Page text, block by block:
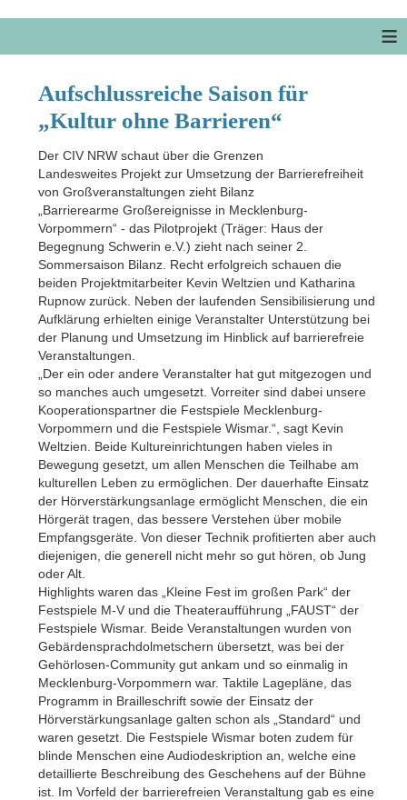
≡
Aufschlussreiche Saison für
„Kultur ohne Barrieren“
Der CIV NRW schaut über die Grenzen
Landesweites Projekt zur Umsetzung der Barrierefreiheit
von Großveranstaltungen zieht Bilanz
„Barrierearme Großereignisse in Mecklenburg-
Vorpommern“ - das Pilotprojekt (Träger: Haus der
Begegnung Schwerin e.V.) zieht nach seiner 2.
Sommersaison Bilanz. Recht erfolgreich schauen die
beiden Projektmitarbeiter Kevin Weltzien und Katharina
Rupnow zurück. Neben der laufenden Sensibilisierung und
Aufklärung erhielten einige Veranstalter Unterstützung bei
der Planung und Umsetzung im Hinblick auf barrierefreie
Veranstaltungen.
„Der ein oder andere Veranstalter hat gut mitgezogen und
so manches auch umgesetzt. Vorreiter sind dabei unsere
Kooperationspartner die Festspiele Mecklenburg-
Vorpommern und die Festspiele Wismar.“, sagt Kevin
Weltzien. Beide Kultureinrichtungen haben vieles in
Bewegung gesetzt, um allen Menschen die Teilhabe am
kulturellen Leben zu ermöglichen. Der dauerhafte Einsatz
der Hörverstärkungsanlage ermöglicht Menschen, die ein
Hörgerät tragen, das bessere Verstehen über mobile
Empfangsgeräte. Von dieser Technik profitierten aber auch
diejenigen, die generell nicht mehr so gut hören, ob Jung
oder Alt.
Highlights waren das „Kleine Fest im großen Park“ der
Festspiele M-V und die Theateraufführung „FAUST“ der
Festspiele Wismar. Beide Veranstaltungen wurden von
Gebärdensprachdolmetschern übersetzt, was bei der
Gehörlosen-Community gut ankam und so einmalig in
Mecklenburg-Vorpommern war. Taktile Lagepläne, das
Programm in Brailleschrift sowie der Einsatz der
Hörverstärkungsanlage galten schon als „Standard“ und
waren gesetzt. Die Festspiele Wismar boten zudem für
blinde Menschen eine Audiodeskription an, welche eine
detaillierte Beschreibung des Geschehens auf der Bühne
ist. Im Vorfeld der barrierefreien Veranstaltung gab es eine